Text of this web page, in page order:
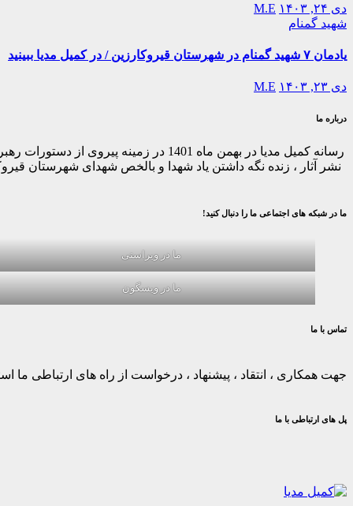
دی ۲۴, ۱۴۰۳
M.E
شهید گمنام
یادمان ۷ شهید گمنام در شهرستان قیروکارزین / در کمیل مدیا ببینید
دی ۲۳, ۱۴۰۳ M.E
درباره ما
رسانه کمیل مدیا در بهمن ماه 1401
نشر آثار ، زنده نگه داشتن یاد شهدا و بالخص شهدای شهرستان
ما در شبکه های اجتماعی ما را دنبال کنید!
ما در ویراستی
ما در ویسگون
تماس با ما
جهت همکاری ، انتقاد ، پیشنهاد ، درخواست از راه های ارتباطی ما
پل های ارتباطی با ما